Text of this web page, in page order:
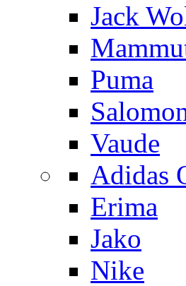
Jack
Puma
Vaude
Adidas
Erima
Jako
Nike